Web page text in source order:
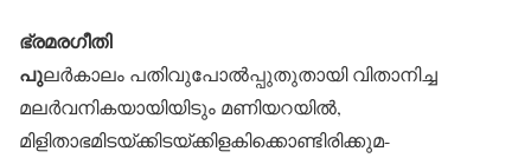
ഭ്രമരഗീതി
പുലർകാലം പതിവുപോൽപ്പുതുതായി വിതാനിച്ച
മലർവനികയായിയിടും മണിയറയിൽ,
മിളിതാഭമിടയ്ക്കിടയ്ക്കിളകിക്കൊണ്ടിരിക്കുമ-